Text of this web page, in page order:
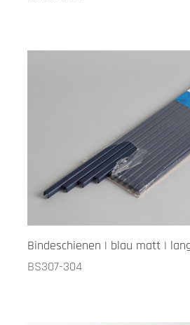
Bindeschienen | blau matt |
BS307-304